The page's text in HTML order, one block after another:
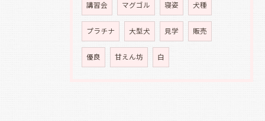
講習会 マグゴル 寝姿 犬種
プラチナ 大型犬 見学 販売
優良 甘えん坊 白